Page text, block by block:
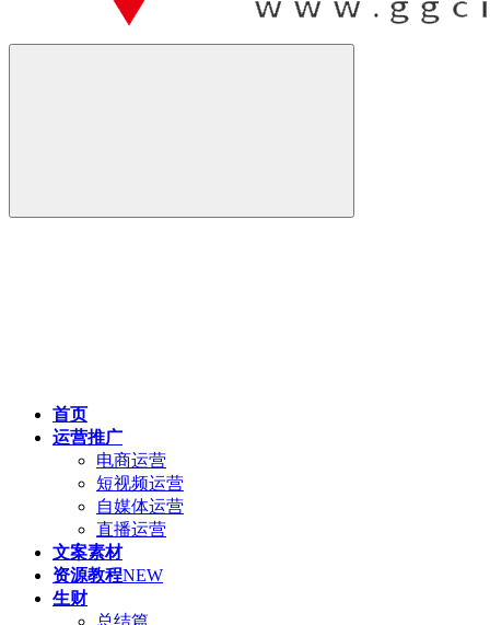
首页
运营推广
电商运营
短视频运营
自媒体运营
直播运营
文案素材
资源教程NEW
生财
总结篇